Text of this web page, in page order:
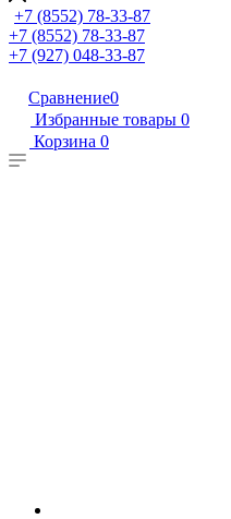
+7 (8552) 78-33-87
+7 (8552) 78-33-87
+7 (927) 048-33-87
Сравнение0
Избранные товары 0
Корзина 0